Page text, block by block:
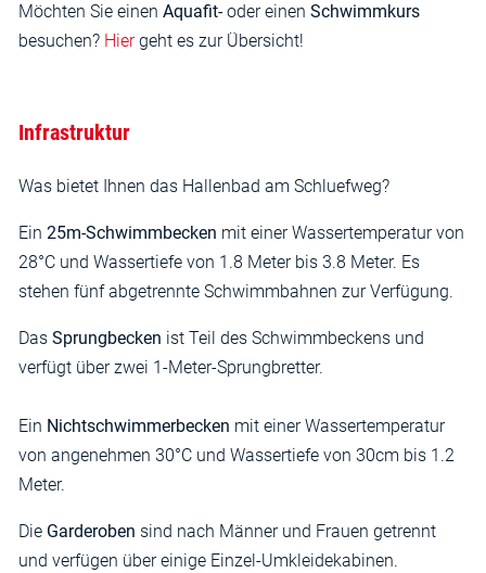
Möchten Sie einen Aquafit-oder einen Schwimmkurs
besuchen? Hiergeht es zur Übersicht!
Infrastruktur
Was bietet Ihnen das Hallenbad am Schluefweg?
Ein 25m-Schwimmbecken mit einer Wassertemperatur von
28°C und Wassertiefe von 1.8 Meter bis 3.8 Meter. Es
stehen fünf abgetrennte Schwimmbahnen zur Verfügung.
Das Sprungbecken ist Teil des Schwimmbeckens und
verfügt über zwei 1-Meter-Sprungbretter.
Ein Nichtschwimmerbecken mit einer Wassertemperatur
von angenehmen 30°C und Wassertiefe von 30cm bis 1.2
Meter.
Die Garderoben sind nach Männer und Frauen getrennt
und verfügen über einige Einzel-Umkleidekabinen.